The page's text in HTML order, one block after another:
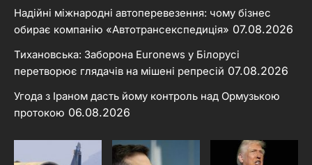
Надійні міжнародні автоперевезення: чому бізнес
обирає компанію «Автотрансекспедиція» 07.08.2026
Тихановська: Заборона Euronews у Білорусі
перетворює глядачів на мішені репресій 07.08.2026
Угода з Іраном дасть йому контроль над Ормузькою
протокою 06.08.2026